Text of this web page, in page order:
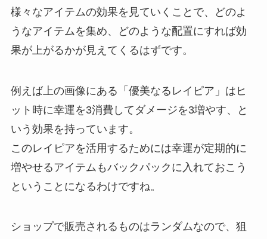
様々なアイテムの効果を見ていくことで、
どのよ
うなアイテムを集め、どのような配置にすれば効
果が上がるかが見えてくるはずです。
例えば上の画像にある「優美なるレイピア」はヒ
ット時に幸運を3消費してダメージを3増やす、と
いう効果を持っています。
このレイピアを活用するためには幸運が定期的に
増やせるアイテムもバックパックに入れておこう
ということになるわけですね。
ショップで販売されるものはランダムなので、狙